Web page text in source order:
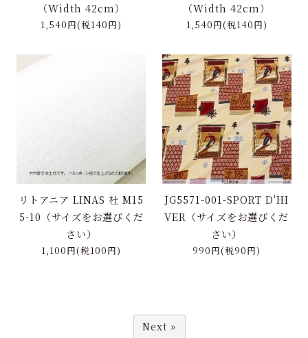
（Width 42cm）
1,540円(税140円)
（Width 42cm）
1,540円(税140円)
リトアニア LINAS 社 M15
5-10（サイズをお選びくだ
さい）
1,100円(税100円)
JG5571-001-SPORT D'HI
VER（サイズをお選びくだ
さい）
990円(税90円)
Next »